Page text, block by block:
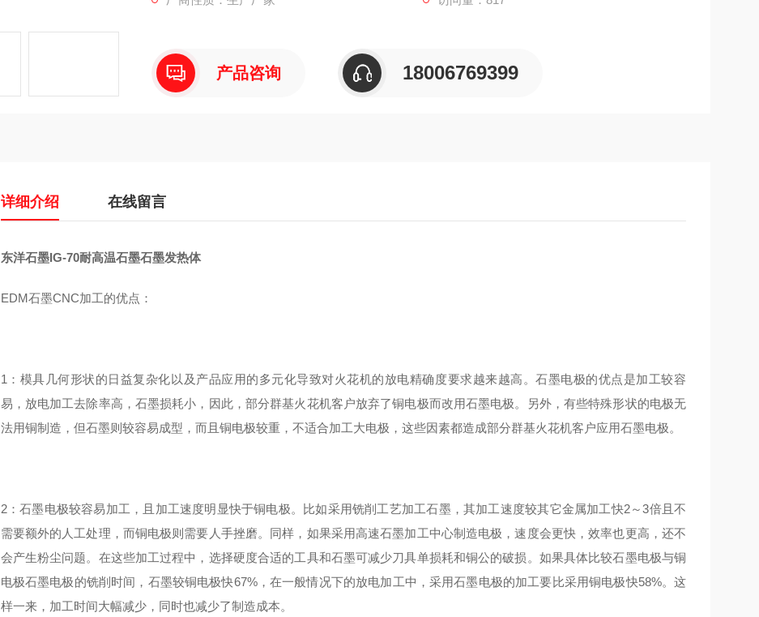
产品咨询 18006769399
详细介绍 在线留言
东洋石墨IG-70耐高温石墨石墨发热体
EDM石墨CNC加工的优点：
1：模具几何形状的日益复杂化以及产品应用的多元化导致对火花机的放电精确度要求越来越高。石墨电极的优点是加工较容
易，放电加工去除率高，石墨损耗小，因此，部分群基火花机客户放弃了铜电极而改用石墨电极。另外，有些特殊形状的电极无
法用铜制造，但石墨则较容易成型，而且铜电极较重，不适合加工大电极，这些因素都造成部分群基火花机客户应用石墨电极。
2：石墨电极较容易加工，且加工速度明显快于铜电极。比如采用铣削工艺加工石墨，其加工速度较其它金属加工快2～3倍且不
需要额外的人工处理，而铜电极则需要人手挫磨。同样，如果采用高速石墨加工中心制造电极，速度会更快，效率也更高，还不
会产生粉尘问题。在这些加工过程中，选择硬度合适的工具和石墨可减少刀具单损耗和铜公的破损。如果具体比较石墨电极与铜
电极石墨电极的铣削时间，石墨较铜电极快67%，在一般情况下的放电加工中，采用石墨电极的加工要比采用铜电极快58%。这
样一来，加工时间大幅减少，同时也减少了制造成本。